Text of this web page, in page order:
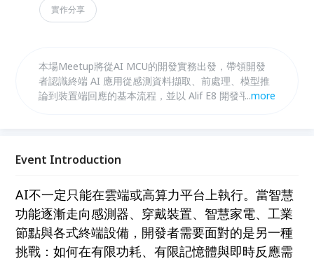
實作分享
本場Meetup將從AI MCU的開發實務出發，帶領開發
者認識終端 AI 應用從感測資料擷取、前處理、模型推
論到裝置端回應的基本流程，並以 Alif E8 開發平台 作
SDK 資源、AI／ML 應用案例與實作驗證流程。若你正
點。
...more
Event Introduction
AI不一定只能在雲端或高算力平台上執行。當智慧
功能逐漸走向感測器、穿戴裝置、智慧家電、工業
節點與各式終端設備，開發者需要面對的是另一種
挑戰：如何在有限功耗、有限記憶體與即時反應需